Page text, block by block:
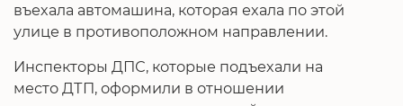
въехала автомашина, которая ехала по этой
улице в противоположном направлении.
Инспекторы ДПС, которые подъехали на
место ДТП, оформили в отношении